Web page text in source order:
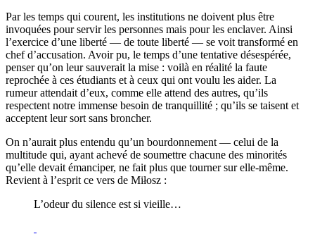
Par les temps qui courent, les institutions ne doivent plus être
invoquées pour servir les personnes mais pour les enclaver. Ainsi
l’exercice d’une liberté — de toute liberté — se voit transformé en
chef d’accusation. Avoir pu, le temps d’une tentative désespérée,
penser qu’on leur sauverait la mise : voilà en réalité la faute
reprochée à ces étudiants et à ceux qui ont voulu les aider. La
rumeur attendait d’eux, comme elle attend des autres, qu’ils
respectent notre immense besoin de tranquillité ; qu’ils se taisent et
acceptent leur sort sans broncher.
On n’aurait plus entendu qu’un bourdonnement — celui de la
multitude qui, ayant achevé de soumettre chacune des minorités
qu’elle devait émanciper, ne fait plus que tourner sur elle-même.
Revient à l’esprit ce vers de Miłosz :
L’odeur du silence est si vieille…